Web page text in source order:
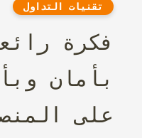
تقنيات التداول
فكرة
بأمان
على